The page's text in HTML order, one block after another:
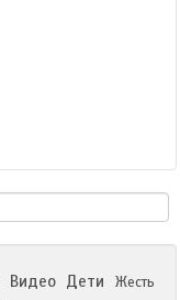
Видео Дети
Жесть